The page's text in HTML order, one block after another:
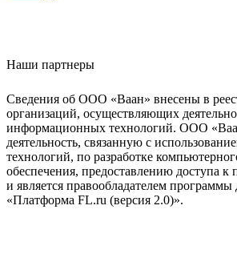
Наши партнеры
Сведения об ООО «Ваан» внесены в
организаций, осуществляющих
информационных технологий. ООО
деятельность, связанную с
технологий, по разработке
обеспечения, предоставлению доступа
и является правообладателем
«Платформа FL.ru (версия 2.0)».